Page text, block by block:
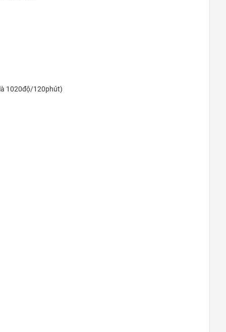
1020độ/120phút)